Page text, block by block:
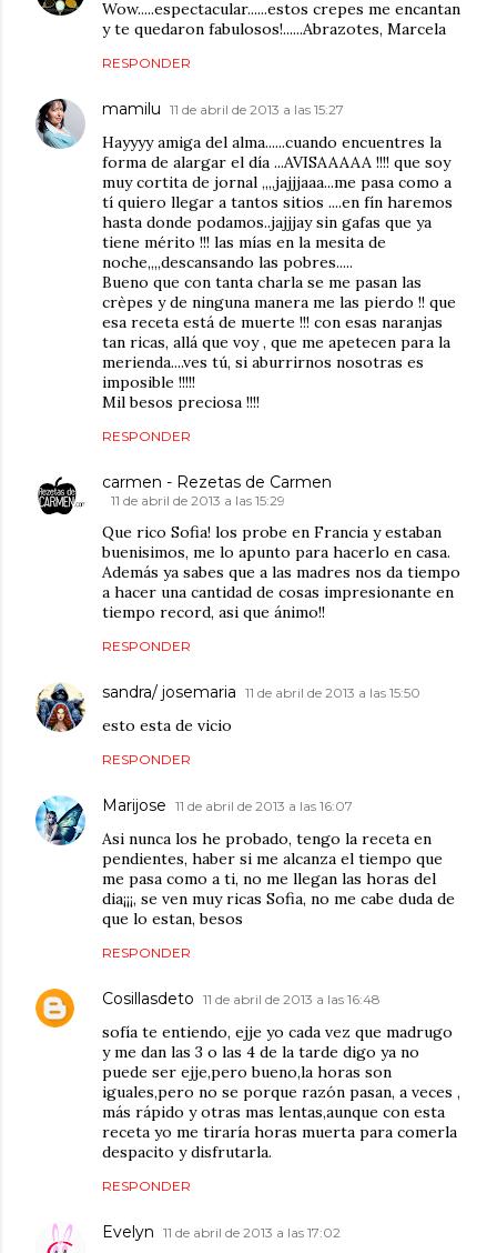
Wow.....espectacular......estos crepes me encantan
y te quedaron fabulosos!......Abrazotes, Marcela
RESPONDER
mamilu 11 de abril de 2013 a las 15:27
Hayyyy amiga del alma......cuando encuentres la
forma de alargar el día ...AVISAAAAA !!!! que soy
muy cortita de jornal ,,,,jajjjaaa...me pasa como a
tí quiero llegar a tantos sitios ....en fín haremos
hasta donde podamos..jajjjay sin gafas que ya
tiene mérito !!! las mías en la mesita de
noche,,,,descansando las pobres.....
Bueno que con tanta charla se me pasan las
crèpes y de ninguna manera me las pierdo !! que
esa receta está de muerte !!! con esas naranjas
tan ricas, allá que voy , que me apetecen para la
merienda....ves tú, si aburrirnos nosotras es
imposible !!!!!
Mil besos preciosa !!!!
RESPONDER
carmen - Rezetas de Carmen
11 de abril de 2013 a las 15:29
Que rico Sofia! los probe en Francia y estaban
buenisimos, me lo apunto para hacerlo en casa.
Además ya sabes que a las madres nos da tiempo
a hacer una cantidad de cosas impresionante en
tiempo record, asi que ánimo!!
RESPONDER
sandra/ josemaria 11 de abril de 2013 a las 15:50
esto esta de vicio
RESPONDER
Marijose 11 de abril de 2013 a las 16:07
Asi nunca los he probado, tengo la receta en
pendientes, haber si me alcanza el tiempo que
me pasa como a ti, no me llegan las horas del
dia¡¡¡, se ven muy ricas Sofia, no me cabe duda de
que lo estan, besos
RESPONDER
Cosillasdeto 11 de abril de 2013 a las 16:48
sofía te entiendo, ejje yo cada vez que madrugo
y me dan las 3 o las 4 de la tarde digo ya no
puede ser ejje,pero bueno,la horas son
iguales,pero no se porque razón pasan, a veces ,
más rápido y otras mas lentas,aunque con esta
receta yo me tiraría horas muerta para comerla
despacito y disfrutarla.
RESPONDER
Evelyn 11 de abril de 2013 a las 17:02